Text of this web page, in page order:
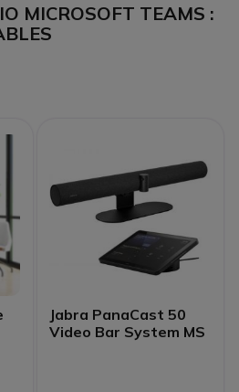
MICROSOFT TEAMS :
Jabra PanaCast 50
Video Bar System MS